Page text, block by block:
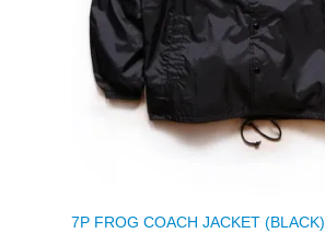
7P FROG COACH JACKET (BLACK)